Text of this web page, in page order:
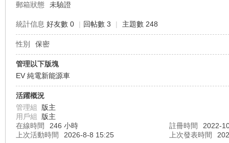
郵箱狀態
未驗證
統計信息 好友數 0 | 回帖數 3 | 主題數 248
性別 保密
管理以下版塊
EV 純電新能源車
活躍概況
管理組 版主
用戶組 版主
在線時間
246 小時 註冊時間
2022-
上次活動時間
2026-8-8 15:25 上次發表時間